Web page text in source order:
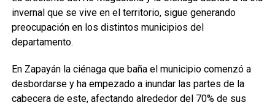
invernal que se vive en el territorio, sigue generando
preocupación en los distintos municipios del
departamento.
En Zapayán la ciénaga que baña el municipio comenzó a
desbordarse y ha empezado a inundar las partes de la
cabecera de este, afectando alrededor del 70% de sus